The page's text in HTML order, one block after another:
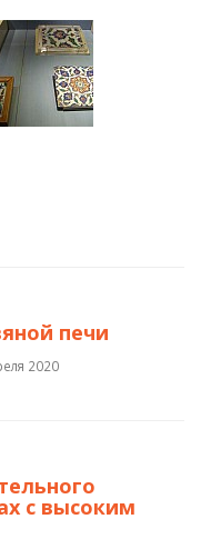
печи
2020
с высоким